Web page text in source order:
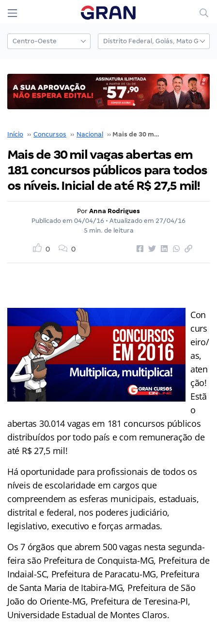
Início ›› Concursos ›› Nacional ›› Mais de 30 mil vagas abertas em 181 concursos públicos para todos os níveis. Inicial de até R$ 27,5 mil!
Mais de 30 mil vagas abertas em
181 concursos públicos para todos
os níveis. Inicial de até R$ 27,5 mil!
Por Anna Rodrigues
Publicado em 04/04/16 • Atualizado em 27/04/16
5 min. de leitura
0 0
Con
curs
eiro/
as,
aten
ção!
Estã
o
abertas 30.014 vagas em 181 concursos públicos
distribuídos por todo país e com remuneração de
até R$ 27,5 mil!
Há oportunidade para profissionais de todos os
níveis de escolaridade em cargos que
compreendem as esferas municipais, estaduais,
distrital e federal, nos poderes judiciário,
legislativo, executivo e forças armadas.
Os 7 órgãos que abrem 500 vagas nesta segunda-
feira são Prefeitura de Conquista-MG, Prefeitura de
Indaial-SC, Prefeitura de Paracatu-MG, Prefeitura
de Santa Maria de Itabira-MG, Prefeitura de São
João do Oriente-MG, Prefeitura de Teresina-PI,
Universidade Estadual de Montes Claros.